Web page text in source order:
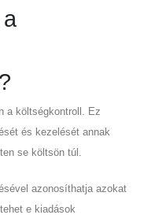
a költségkontroll. Ez
és kezelését annak
se költsön túl.
azonosíthatja azokat
e kiadások